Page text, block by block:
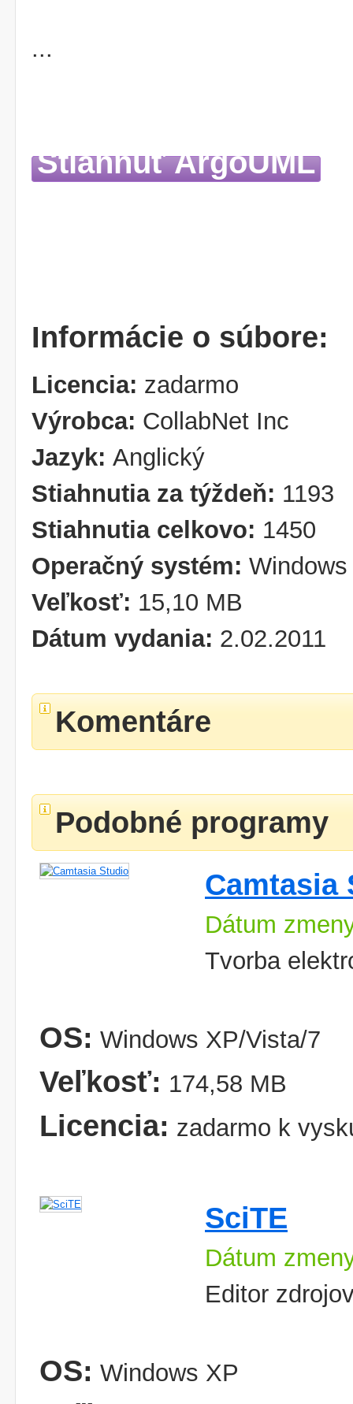
...
Stiahnuť ArgoUML
Informácie o súbore:
Licencia: zadarmo
Výrobca: CollabNet Inc
Jazyk: Anglický
Stiahnutia za týždeň: 1193
Stiahnutia celkovo: 1450
Operačný systém:
Veľkosť: 15,10 MB
Dátum vydania: 2.02.2011
Komentáre
Podobné programy
Camtasia
Dátum
Tvorba
OS: Windows XP/Vista/7
Veľkosť: 174,58 MB
Licencia: zadarmo k
SciTE
Dátum
Editor
OS: Windows XP